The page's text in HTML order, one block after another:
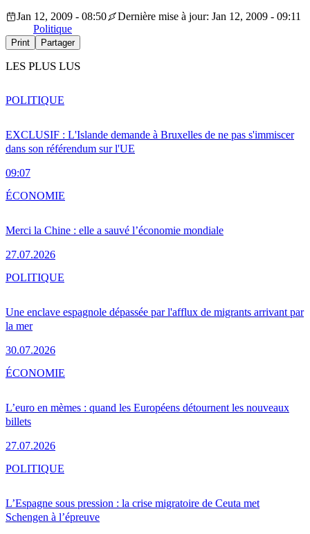
Jan 12, 2009 - 08:50
Dernière mise à jour: Jan 12, 2009 - 09:11
Politique
Print Partager
LES PLUS LUS
EXCLUSIF : L'Islande demande à Bruxelles de ne pas s'immiscer
dans son référendum sur l'UE
09:07
POLITIQUE
Merci la Chine : elle a sauvé l’économie mondiale
27.07.2026
ÉCONOMIE
Une enclave espagnole dépassée par l'afflux de migrants arrivant par
la mer
30.07.2026
POLITIQUE
L’euro en mèmes : quand les Européens détournent les nouveaux
billets
27.07.2026
ÉCONOMIE
L’Espagne sous pression : la crise migratoire de Ceuta met
Schengen à l’épreuve
POLITIQUE